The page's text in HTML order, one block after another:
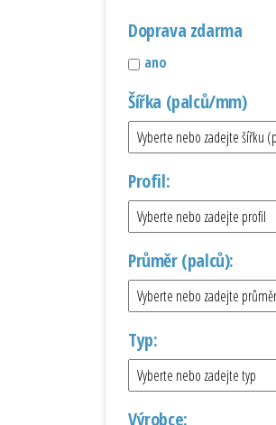
Doprava zdarma
ano
Šířka (palců/mm)
Profil:
Průměr (palců):
Typ:
Výrobce: